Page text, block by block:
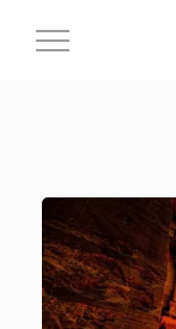
Cambiar